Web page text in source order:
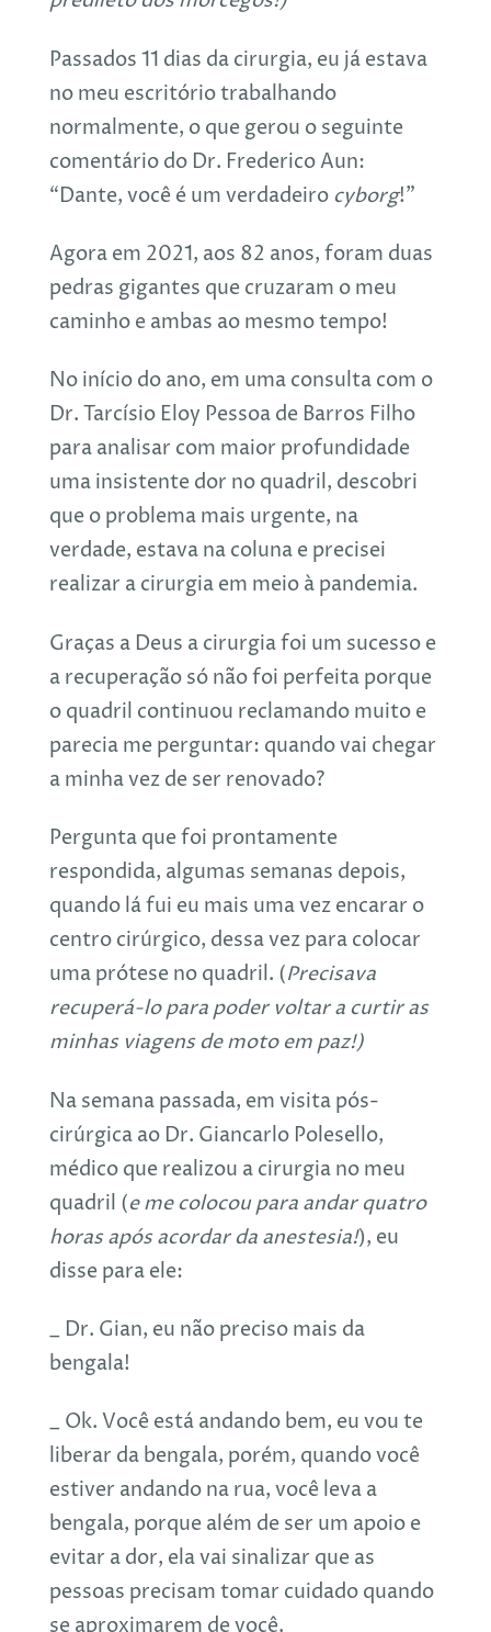
Passados 11 dias da cirurgia, eu já estava
no meu escritório trabalhando
normalmente, o que gerou o seguinte
comentário do Dr. Frederico Aun:
“Dante, você é um verdadeiro cyborg!”
Agora em 2021, aos 82 anos, foram duas
pedras gigantes que cruzaram o meu
caminho e ambas ao mesmo tempo!
No início do ano, em uma consulta com o
Dr. Tarcísio Eloy Pessoa de Barros Filho
para analisar com maior profundidade
uma insistente dor no quadril, descobri
que o problema mais urgente, na
verdade, estava na coluna e precisei
realizar a cirurgia em meio à pandemia.
Graças a Deus a cirurgia foi um sucesso e
a recuperação só não foi perfeita porque
o quadril continuou reclamando muito e
parecia me perguntar: quando vai chegar
a minha vez de ser renovado?
Pergunta que foi prontamente
respondida, algumas semanas depois,
quando lá fui eu mais uma vez encarar o
centro cirúrgico, dessa vez para colocar
uma prótese no quadril. (Precisava
recuperá-lo para poder voltar a curtir as
minhas viagens de moto em paz!)
Na semana passada, em visita pós-
cirúrgica ao Dr. Giancarlo Polesello,
médico que realizou a cirurgia no meu
quadril (e me colocou para andar quatro
horas após acordar da anestesia!), eu
disse para ele:
_ Dr. Gian, eu não preciso mais da
bengala!
_ Ok. Você está andando bem, eu vou te
liberar da bengala, porém, quando você
estiver andando na rua, você leva a
bengala, porque além de ser um apoio e
evitar a dor, ela vai sinalizar que as
pessoas precisam tomar cuidado quando